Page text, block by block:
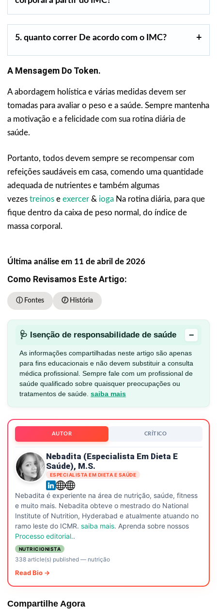
5. quanto correr De acordo com o IMC?
A Mensagem Do Token.
A abordagem holística e várias medidas devem ser
tomadas para avaliar o peso e a saúde. Sempre mantenha
a motivação e a felicidade com sua rotina diária de
saúde.
Portanto, todos devem sempre se recompensar com
refeições saudáveis em casa, comendo uma quantidade
adequada de nutrientes e também algumas
vezes treinos e exercer & ioga Na rotina diária, para que
fique dentro da caixa de peso normal, do índice de
massa corporal.
Última análise em 11 de abril de 2026
Como Revisamos Este Artigo:
ⓘ Fontes 🕖 História
🩺 Isenção de responsabilidade de saúde −
As informações compartilhadas neste artigo são apenas
para fins educacionais e não devem substituir a consulta
médica profissional. Sempre fale com um profissional de
saúde qualificado sobre quaisquer preocupações ou
tratamentos de saúde. saiba mais
AUTOR CRÍTICO
Nebadita (especialista Em Dieta E
Saúde), M.S.
ESPECIALISTA EM DIETA E SAÚDE
Nebadita é experiente na área de nutrição, saúde, fitness
e muito mais. Nebadita obteve o mestrado do National
Institute of Nutrition, Hyderabad e atualmente atuando no
ramo leste do ICMR. saiba mais. Aprenda sobre nossos
Processo editorial..
NUTRICIONISTA
338 article(s) published— nutrição
Read Bio →
Compartilhe Agora